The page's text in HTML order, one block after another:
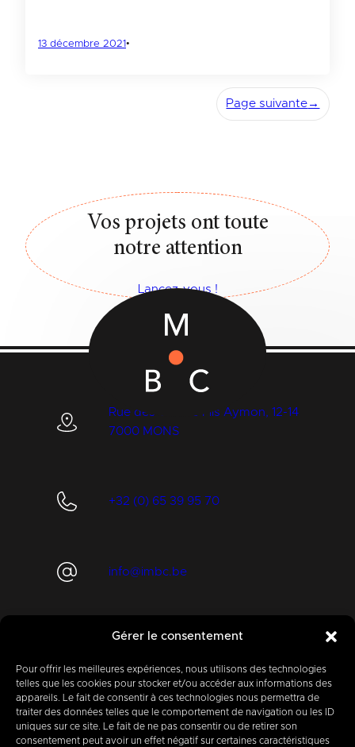
Gérer le consentement
Pour offrir les meilleures expériences, nous utilisons des technologies
telles que les cookies pour stocker et/ou accéder aux informations des
appareils. Le fait de consentir à ces technologies nous permettra de
traiter des données telles que le comportement de navigation ou les ID
uniques sur ce site. Le fait de ne pas consentir ou de retirer son
consentement peut avoir un effet négatif sur certaines caractéristiques
13 décembre 2021•
Page suivante →
Vos projets ont toute
notre attention
Lancez-vous !
Rue des Quatre Fils Aymon, 12-14
7000 MONS
+32 (0) 65 39 95 70
info@imbc.be
Aujourd’hui, partenaire
400entreprises.